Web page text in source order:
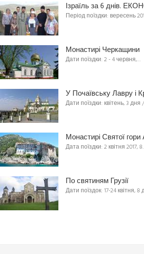
Ізраїль за 6 днів.
Період поїздки: вересень
Монастирі Черкащини
Дати поїздки: 2 - 4 червня,…
У Почаївську Лавру і
Дати поїздки: квітень, 3 дня
Монастирі Святої
Дата поїздки: 2 квітня 2017,
По святиням Грузії
Дати поїздок: 17-24 квітня, 8